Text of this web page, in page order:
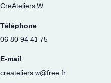
CreAteliers W
Téléphone
06 80 94 41 75
E-mail
createliers.w@free.fr